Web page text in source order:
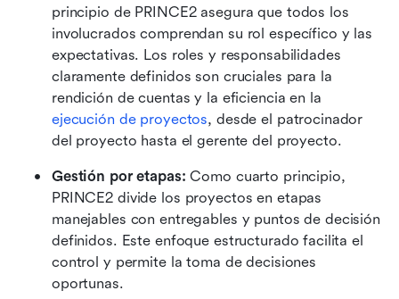
principio de PRINCE2 asegura que todos los
involucrados comprendan su rol específico y las
expectativas. Los roles y responsabilidades
claramente definidos son cruciales para la
ejecución de proyectos, desde el patrocinador
del proyecto hasta el gerente del proyecto.
Gestión por etapas: Como cuarto principio,
PRINCE2 divide los proyectos en etapas
manejables con entregables y puntos de decisión
definidos. Este enfoque estructurado facilita el
control y permite la toma de decisiones
oportunas.